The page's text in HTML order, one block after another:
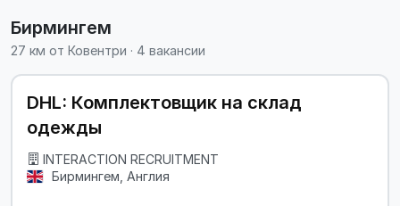
Бирмингем
27 км от Ковентри · 4 вакансии
DHL: Комплектовщик на склад
одежды
INTERACTION RECRUITMENT
Бирмингем, Англия